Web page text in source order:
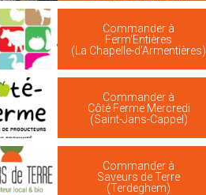
Commander à
Ferm'Entières
(La Chapelle-d'Armentières)
Commander à
Côté Ferme Mercredi
(Saint-Jans-Cappel)
Commander à
Saveurs de Terre
(Terdeghem)